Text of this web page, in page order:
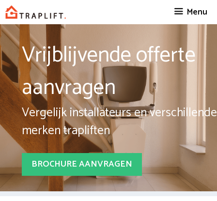
Spring
naar
inhoud
Menu
Vrijblijvende offerte
aanvragen
Vergelijk installateurs en verschillende
merken trapliften
BROCHURE AANVRAGEN